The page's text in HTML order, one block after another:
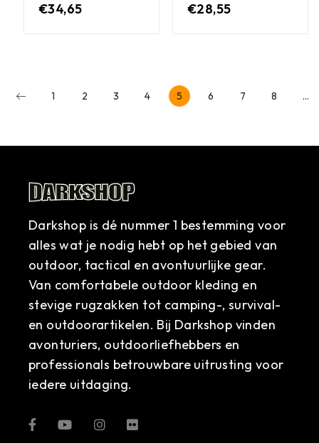
€34,65 €28,55
1 2 3 4 5 6 7 8 …
Darkshop is dé nummer 1 bestemming voor
alles wat je nodig hebt op het gebied van
outdoor, tactical en avontuurlijke gear.
Van comfortabele outdoor kleding en
stevige rugzakken tot camping-, survival-
en outdoorartikelen. Bij Darkshop vinden
avonturiers, outdoorliefhebbers en
professionals betrouwbare uitrusting voor
iedere uitdaging.